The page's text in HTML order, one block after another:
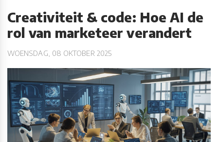
Creativiteit & code: Hoe AI de
rol van marketeer verandert
WOENSDAG, 08 OKTOBER 2025